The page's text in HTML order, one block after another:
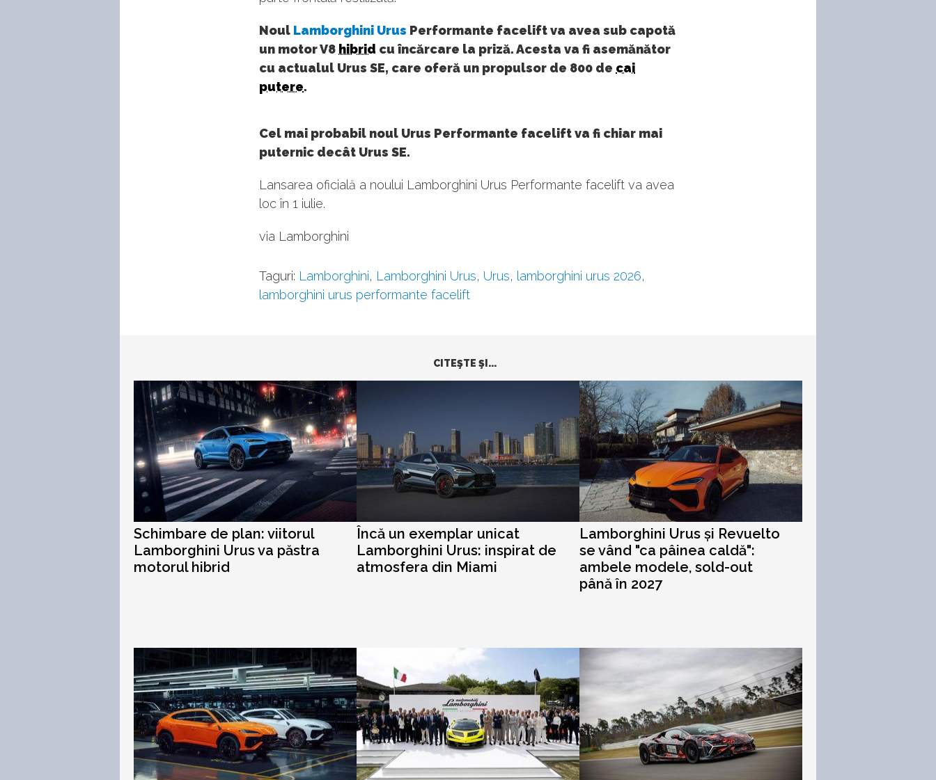
Noul Lamborghini Urus Performante facelift va avea sub capotă
un motor V8 hibrid cu încărcare la priză. Acesta va fi asemănător
cu actualul Urus SE, care oferă un propulsor de 800 de cai
putere.
Cel mai probabil noul Urus Performante facelift va fi chiar mai
puternic decât Urus SE.
Lansarea oficială a noului Lamborghini Urus Performante facelift va avea
loc în 1 iulie.
via Lamborghini
Taguri: Lamborghini, Lamborghini Urus, Urus, lamborghini urus 2026,
lamborghini urus performante facelift
CITEŞTE ŞI...
Schimbare de plan: viitorul
Lamborghini Urus va păstra
motorul hibrid
Încă un exemplar unicat
Lamborghini Urus: inspirat de
atmosfera din Miami
Lamborghini Urus și Revuelto
se vând "ca pâinea caldă":
ambele modele, sold-out
până în 2027